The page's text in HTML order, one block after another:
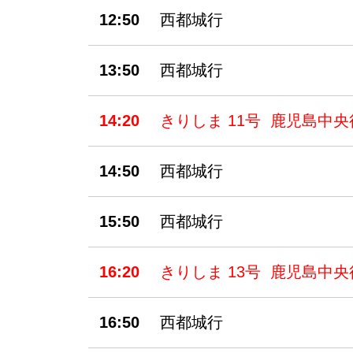
12:50 西都城行
13:50 西都城行
14:20 きりしま 11号 鹿児島中央
14:50 西都城行
15:50 西都城行
16:20 きりしま 13号 鹿児島中央
16:50 西都城行